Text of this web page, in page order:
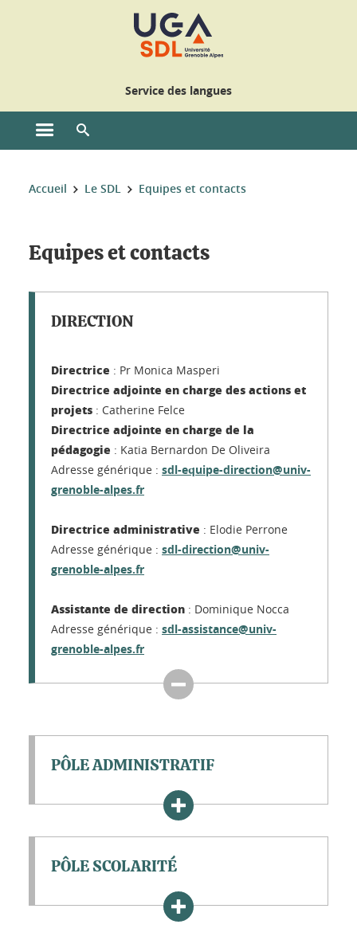
Service des langues
Ouvrir le menu principal
Vous êtes ici :
Accueil Le SDL Equipes et contacts
Equipes et contacts
DIRECTION
Directrice : Pr Monica Masperi
Directrice adjointe en charge des actions et
projets : Catherine Felce
Directrice adjointe en charge de la
pédagogie : Katia Bernardon De Oliveira
Adresse générique : sdl-equipe-direction@univ-
grenoble-alpes.fr
Directrice administrative : Elodie Perrone
Adresse générique : sdl-direction@univ-
grenoble-alpes.fr
Assistante de direction : Dominique Nocca
Adresse générique : sdl-assistance@univ-
grenoble-alpes.fr
PÔLE ADMINISTRATIF
PÔLE SCOLARITÉ